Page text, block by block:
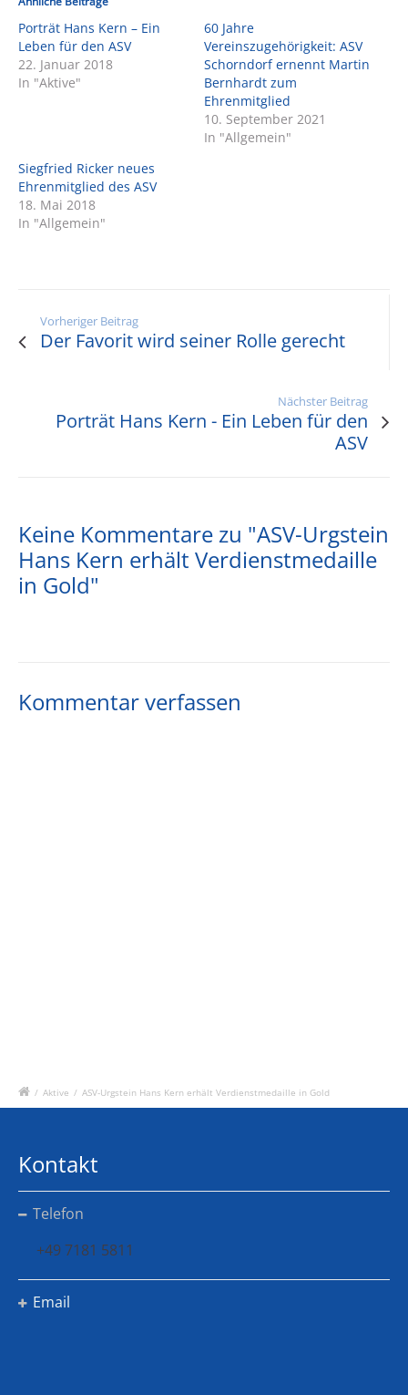
Porträt Hans Kern – Ein
Leben für den ASV
22. Januar 2018
In "Aktive"
60 Jahre
Vereinszugehörigkeit: ASV
Schorndorf ernennt Martin
Bernhardt zum
Ehrenmitglied
10. September 2021
In "Allgemein"
Siegfried Ricker neues
Ehrenmitglied des ASV
18. Mai 2018
In "Allgemein"
Vorheriger Beitrag
Der Favorit wird seiner Rolle gerecht
Nächster Beitrag
Porträt Hans Kern - Ein Leben für den
ASV
Keine Kommentare zu "ASV-Urgstein
Hans Kern erhält Verdienstmedaille
in Gold"
Kommentar verfassen
/ Aktive / ASV-Urgstein Hans Kern erhält Verdienstmedaille in Gold
Kontakt
Telefon
+49 7181 5811
Email